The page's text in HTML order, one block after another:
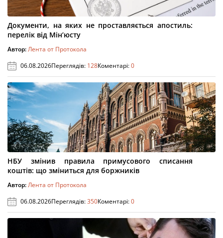
Документи, на яких не проставляється апостиль:
перелік від Мін’юсту
Автор:Лента от Протокола
06.08.2026Переглядів: 128Коментарі:0
НБУ змінив правила примусового списання
коштів: що зміниться для боржників
Автор:Лента от Протокола
06.08.2026Переглядів:350Коментарі:0